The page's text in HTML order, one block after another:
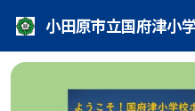
小田原市立国府津小